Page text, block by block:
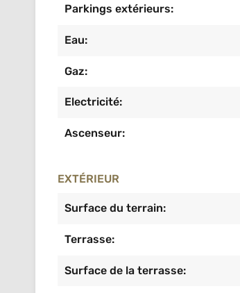
Parkings extérieurs:
Eau:
Gaz:
Electricité:
Ascenseur:
EXTÉRIEUR
Surface du terrain:
Terrasse:
Surface de la terrasse: